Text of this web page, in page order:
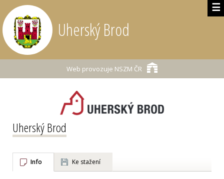
☰
Uherský Brod
Web provozuje NSZM ČR
Uherský Brod
Info Ke stažení